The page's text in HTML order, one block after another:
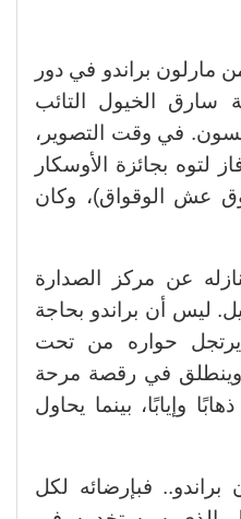
مارلون براندو في دور
سارق الخيول التائب
في وقت التصوير،
بجائزة الأوسكار
عش الوقواق)، وكان
عن مركز الصدارة
ليس أن براندو بحاجة
حواره من تحت
وينطلق في رقصة مرحة
وإيابًا، بينما يحاول
فبإرضائه لكل